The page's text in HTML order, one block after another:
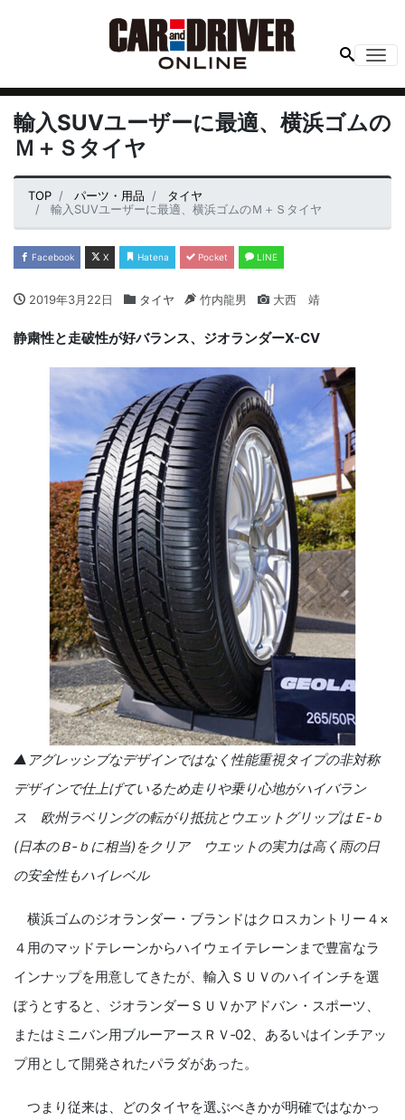
輸入SUVユーザーに最適、横浜ゴムの
Ｍ＋Ｓタイヤ
TOP パーツ・用品
タイヤ
輸入SUVユーザーに最適、横浜ゴムのＭ＋Ｓタイヤ
Facebook X Hatena Pocket LINE
2019年3月22日 タイヤ 竹内龍男 大西 靖
静粛性と走破性が好バランス、ジオランダーX-CV
▲アグレッシブなデザインではなく性能重視タイプの非対称
デザインで仕上げているため走りや乗り心地がハイバラン
ス 欧州ラベリングの転がり抵抗とウエットグリップはＥ‐ｂ
(日本のＢ‐ｂに相当)をクリア ウエットの実力は高く雨の日
の安全性もハイレベル
横浜ゴムのジオランダー・ブランドはクロスカントリー４×
４用のマッドテレーンからハイウェイテレーンまで豊富なラ
インナップを用意してきたが、輸入ＳＵＶのハイインチを選
ぼうとすると、ジオランダーＳＵＶかアドバン・スポーツ、
またはミニバン用ブルーアースＲＶ‐02、あるいはインチアッ
プ用として開発されたパラダがあった。
つまり従来は、どのタイヤを選ぶべきかが明確ではなかっ